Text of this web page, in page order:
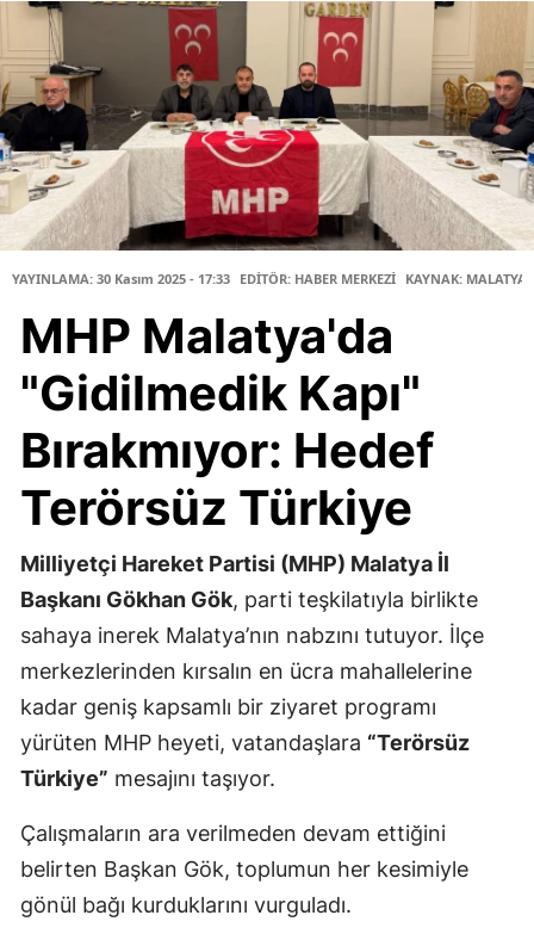
YAYINLAMA: 30 Kasım 2025 - 17:33 EDİTÖR: HABER MERKEZİ KAYNAK: MALATYA
MHP Malatya'da
"Gidilmedik Kapı"
Bırakmıyor: Hedef
Terörsüz Türkiye
Milliyetçi Hareket Partisi (MHP) Malatya İl
Başkanı Gökhan Gök, parti teşkilatıyla birlikte
sahaya inerek Malatya’nın nabzını tutuyor. İlçe
merkezlerinden kırsalın en ücra mahallelerine
kadar geniş kapsamlı bir ziyaret programı
yürüten MHP heyeti, vatandaşlara “Terörsüz
Türkiye” mesajını taşıyor.
Çalışmaların ara verilmeden devam ettiğini
belirten Başkan Gök, toplumun her kesimiyle
gönül bağı kurduklarını vurguladı.